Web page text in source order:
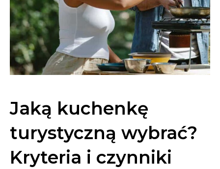
Jaką kuchenkę
turystyczną wybrać?
Kryteria i czynniki